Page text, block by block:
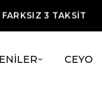
FARKSIZ 3 TAKSİT
İNDİRİM + ilk
CEYO